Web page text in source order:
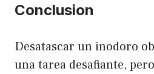
Conclusion
Desatascar un inodoro
una tarea desafiante,